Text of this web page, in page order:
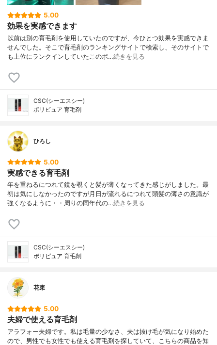
5.00
効果を実感できます
以前は別の育毛剤を使用していたのですが、今ひとつ効果を実感できま
せんでした。そこで育毛剤のランキングサイトで検索し、そのサイトで
も上位にランクインしていたこのポ…続きを見る
CSC(シーエスシー)
ポリピュア 育毛剤
ひろし
5.00
実感できる育毛剤
年を重ねるにつれて鏡を覗くと髪が薄くなってきた感じがしました。最
初は気にしなかったのですが月日が流れるにつれて頭髪の薄さの意識が
強くなるように・・周りの同年代の…続きを見る
CSC(シーエスシー)
ポリピュア 育毛剤
花束
5.00
夫婦で使える育毛剤
アラフォー夫婦です。私は毛量の少なさ、夫は抜け毛が気になり始めた
ので、男性でも女性でも使える育毛剤を探していて、こちらの商品を知